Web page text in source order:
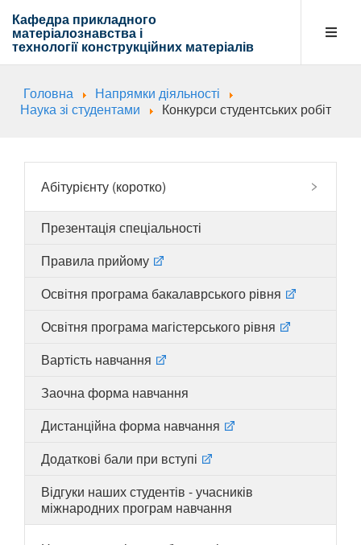
Кафедра прикладного
матеріалознавства і
технології конструкційних матеріалів
Кафедра
Абітурієнту
Навчальна діяльність
Напрямки діяльності
UA EN
Головна
Напрямки діяльності
Наука зі студентами
Конкурси студентських робіт
Абітурієнту (коротко)
Презентація спеціальності
Правила прийому
Освітня програма бакалаврського рівня
Освітня програма магістерського рівня
Вартість навчання
Заочна форма навчання
Дистанційна форма навчання
Додаткові бали при вступі
Відгуки наших студентів - учасників
міжнародних програм навчання